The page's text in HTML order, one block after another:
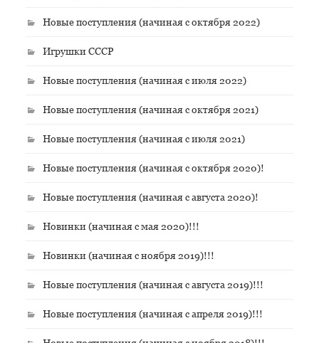
Новые поступления (начиная с октября 2022)
Игрушки СССР
Новые поступления (начиная с июля 2022)
Новые поступления (начиная с октября 2021)
Новые поступления (начиная с июля 2021)
Новые поступления (начиная с октября 2020)!
Новые поступления (начиная с августа 2020)!
Новинки (начиная с мая 2020)!!!
Новинки (начиная с ноября 2019)!!!
Новые поступления (начиная с августа 2019)!!!
Новые поступления (начиная с апреля 2019)!!!